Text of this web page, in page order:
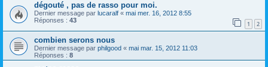
dégouté , pas de rasso pour moi.
Dernier message par lucaralf « mai mer. 16, 2012 8:55
Réponses : 43 1 2
combien serons nous
Dernier message par philgood « mai mar. 15, 2012 11:03
Réponses : 8